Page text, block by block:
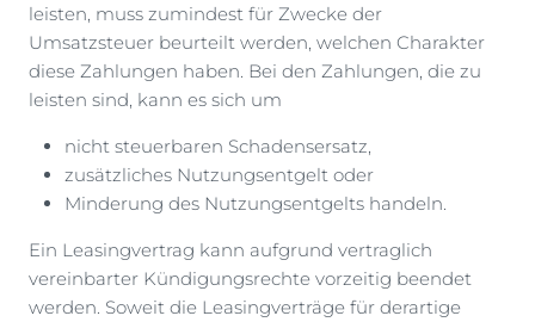
leisten, muss zumindest für Zwecke der
Umsatzsteuer beurteilt werden, welchen Charakter
diese Zahlungen haben. Bei den Zahlungen, die zu
leisten sind, kann es sich um
nicht steuerbaren Schadensersatz,
zusätzliches Nutzungsentgelt oder
Minderung des Nutzungsentgelts handeln.
Ein Leasingvertrag kann aufgrund vertraglich
vereinbarter Kündigungsrechte vorzeitig beendet
werden. Soweit die Leasingverträge für derartige